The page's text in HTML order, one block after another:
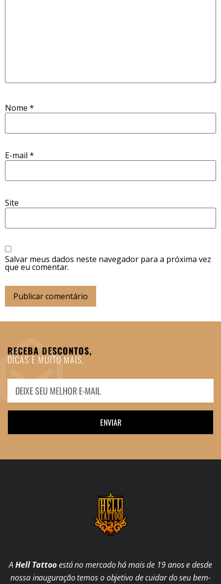
Nome *
E-mail *
Site
Salvar meus dados neste navegador para a próxima vez
que eu comentar.
RECEBA DESCONTOS,
DICAS E MUITO MAIS.
ENVIAR
AHell Tattooestá no mercado há mais de 19 anos e desde
nossa inauguração temos o objetivo de cuidar do seu bem-